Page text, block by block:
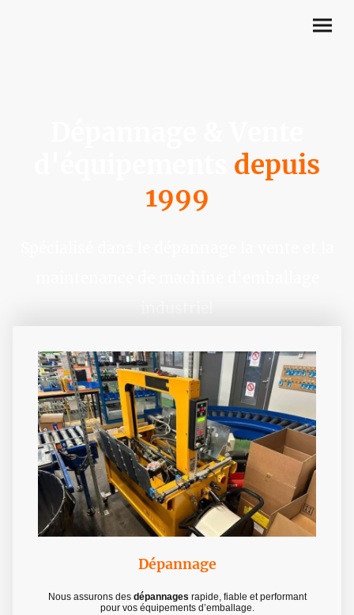
depuis
1999
Dépannage
Nous assurons des dépannages rapide, fiable et performant
pour vos équipements d’emballage.